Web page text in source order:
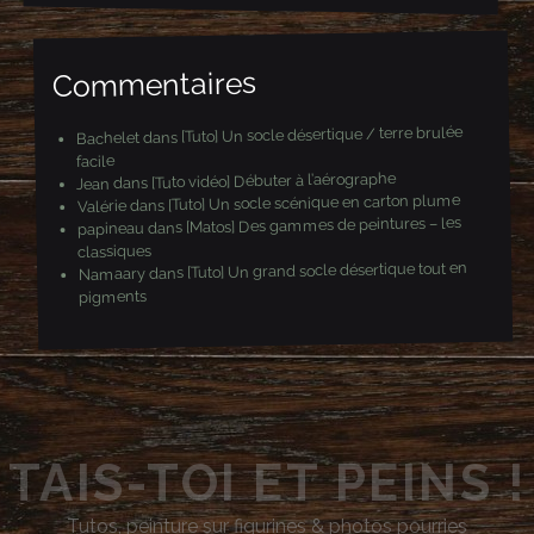
i
l
Commentaires
Bacheletdans [Tuto] Un socle désertique / terre brulée
facile
Jean dans [Tuto vidéo] Débuter à l’aérographe
Valériedans [Tuto] Un socle scénique en carton plume
papineau dans [Matos] Des gammes de peintures – les
classiques
Namaarydans [Tuto] Un grand socle désertique tout en
pigments
TAIS-TOI ET PEINS !
Tutos, peinture sur figurines & photos pourries